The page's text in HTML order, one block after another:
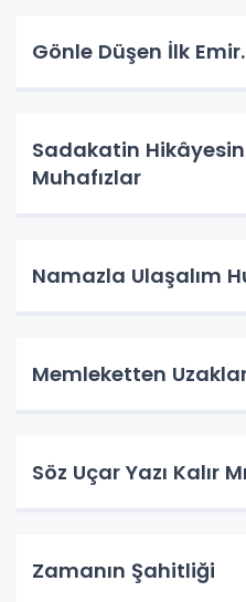
Gönle Düşen İlk Emir.
Sadakatin
Muhafızlar
Namazla Ulaşalım
Memleketten
Söz Uçar Yazı Kalır
Zamanın Şahitliği